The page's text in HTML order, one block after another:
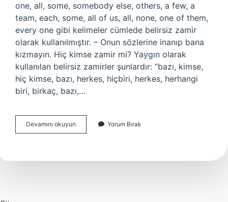
one, all, some, somebody else, others, a few, a
team, each, some, all of us, all, none, one of them,
every one gibi kelimeler cümlede belirsiz zamir
olarak kullanılmıştır. – Onun sözlerine inanıp bana
kızmayın. Hiç kimse zamir mi? Yaygın olarak
kullanılan belirsiz zamirler şunlardır: “bazı, kimse,
hiç kimse, bazı, herkes, hiçbiri, herkes, herhangi
biri, birkaç, bazı,…
Devamını okuyun
Ne
Yorum Bırak